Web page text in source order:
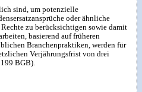
sind, um potenzielle
oder ähnliche
zu berücksichtigen sowie damit
basierend auf früheren
Branchenpraktiken, werden für
Verjährungsfrist von drei
BGB).